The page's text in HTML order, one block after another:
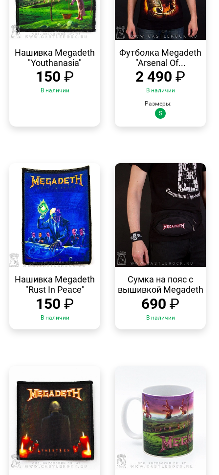
ПРОСМОТР
Нашивка Megadeth
"Youthanasia"
150 ₽
В наличии
ПРОСМОТР
Футболка Megadeth
"Arsenal Of...
2 490 ₽
В наличии
Размеры:
S
ПРОСМОТР
Нашивка Megadeth
"Rust In Peace"
150 ₽
В наличии
ПРОСМОТР
Сумка на пояс с
вышивкой Megadeth
690 ₽
В наличии